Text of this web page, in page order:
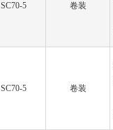
SC70-5 卷装
SC70-5 卷装